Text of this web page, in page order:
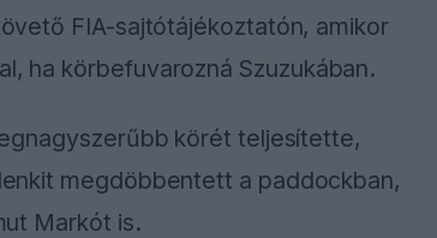
FIA-sajtótájékoztatón, amikor
ha körbefuvarozná Szuzukában.
körét teljesítette,
megdöbbentett a paddockban,
Markót is.